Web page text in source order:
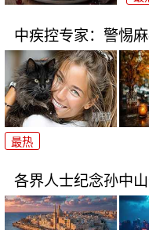
中疾控专家：警惕
最热
各界人士纪念孙中